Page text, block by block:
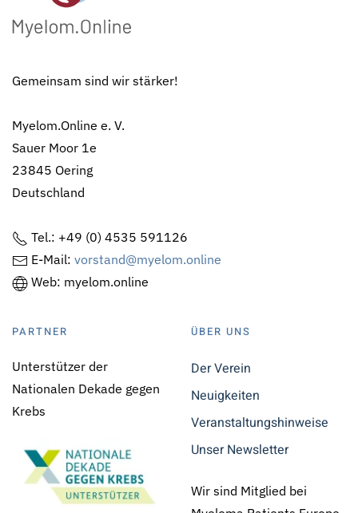
Gemeinsam sind wir stärker!
Myelom.Online e. V.
Sauer Moor 1e
23845 Oering
Deutschland
Tel.: +49 (0) 4535 591126
E-Mail: vorstand@myelom.online
Web: myelom.online
PARTNER
Unterstützer der
Nationalen Dekade gegen
Krebs
ÜBER UNS
Der Verein
Neuigkeiten
Veranstaltungshinweise
Unser Newsletter
Wir sind Mitglied bei